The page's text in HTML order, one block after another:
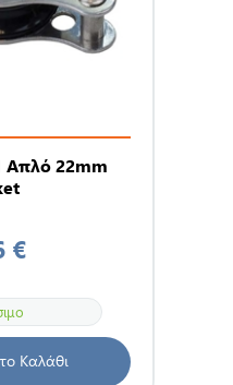
Απλό 22mm
€
Καλάθι